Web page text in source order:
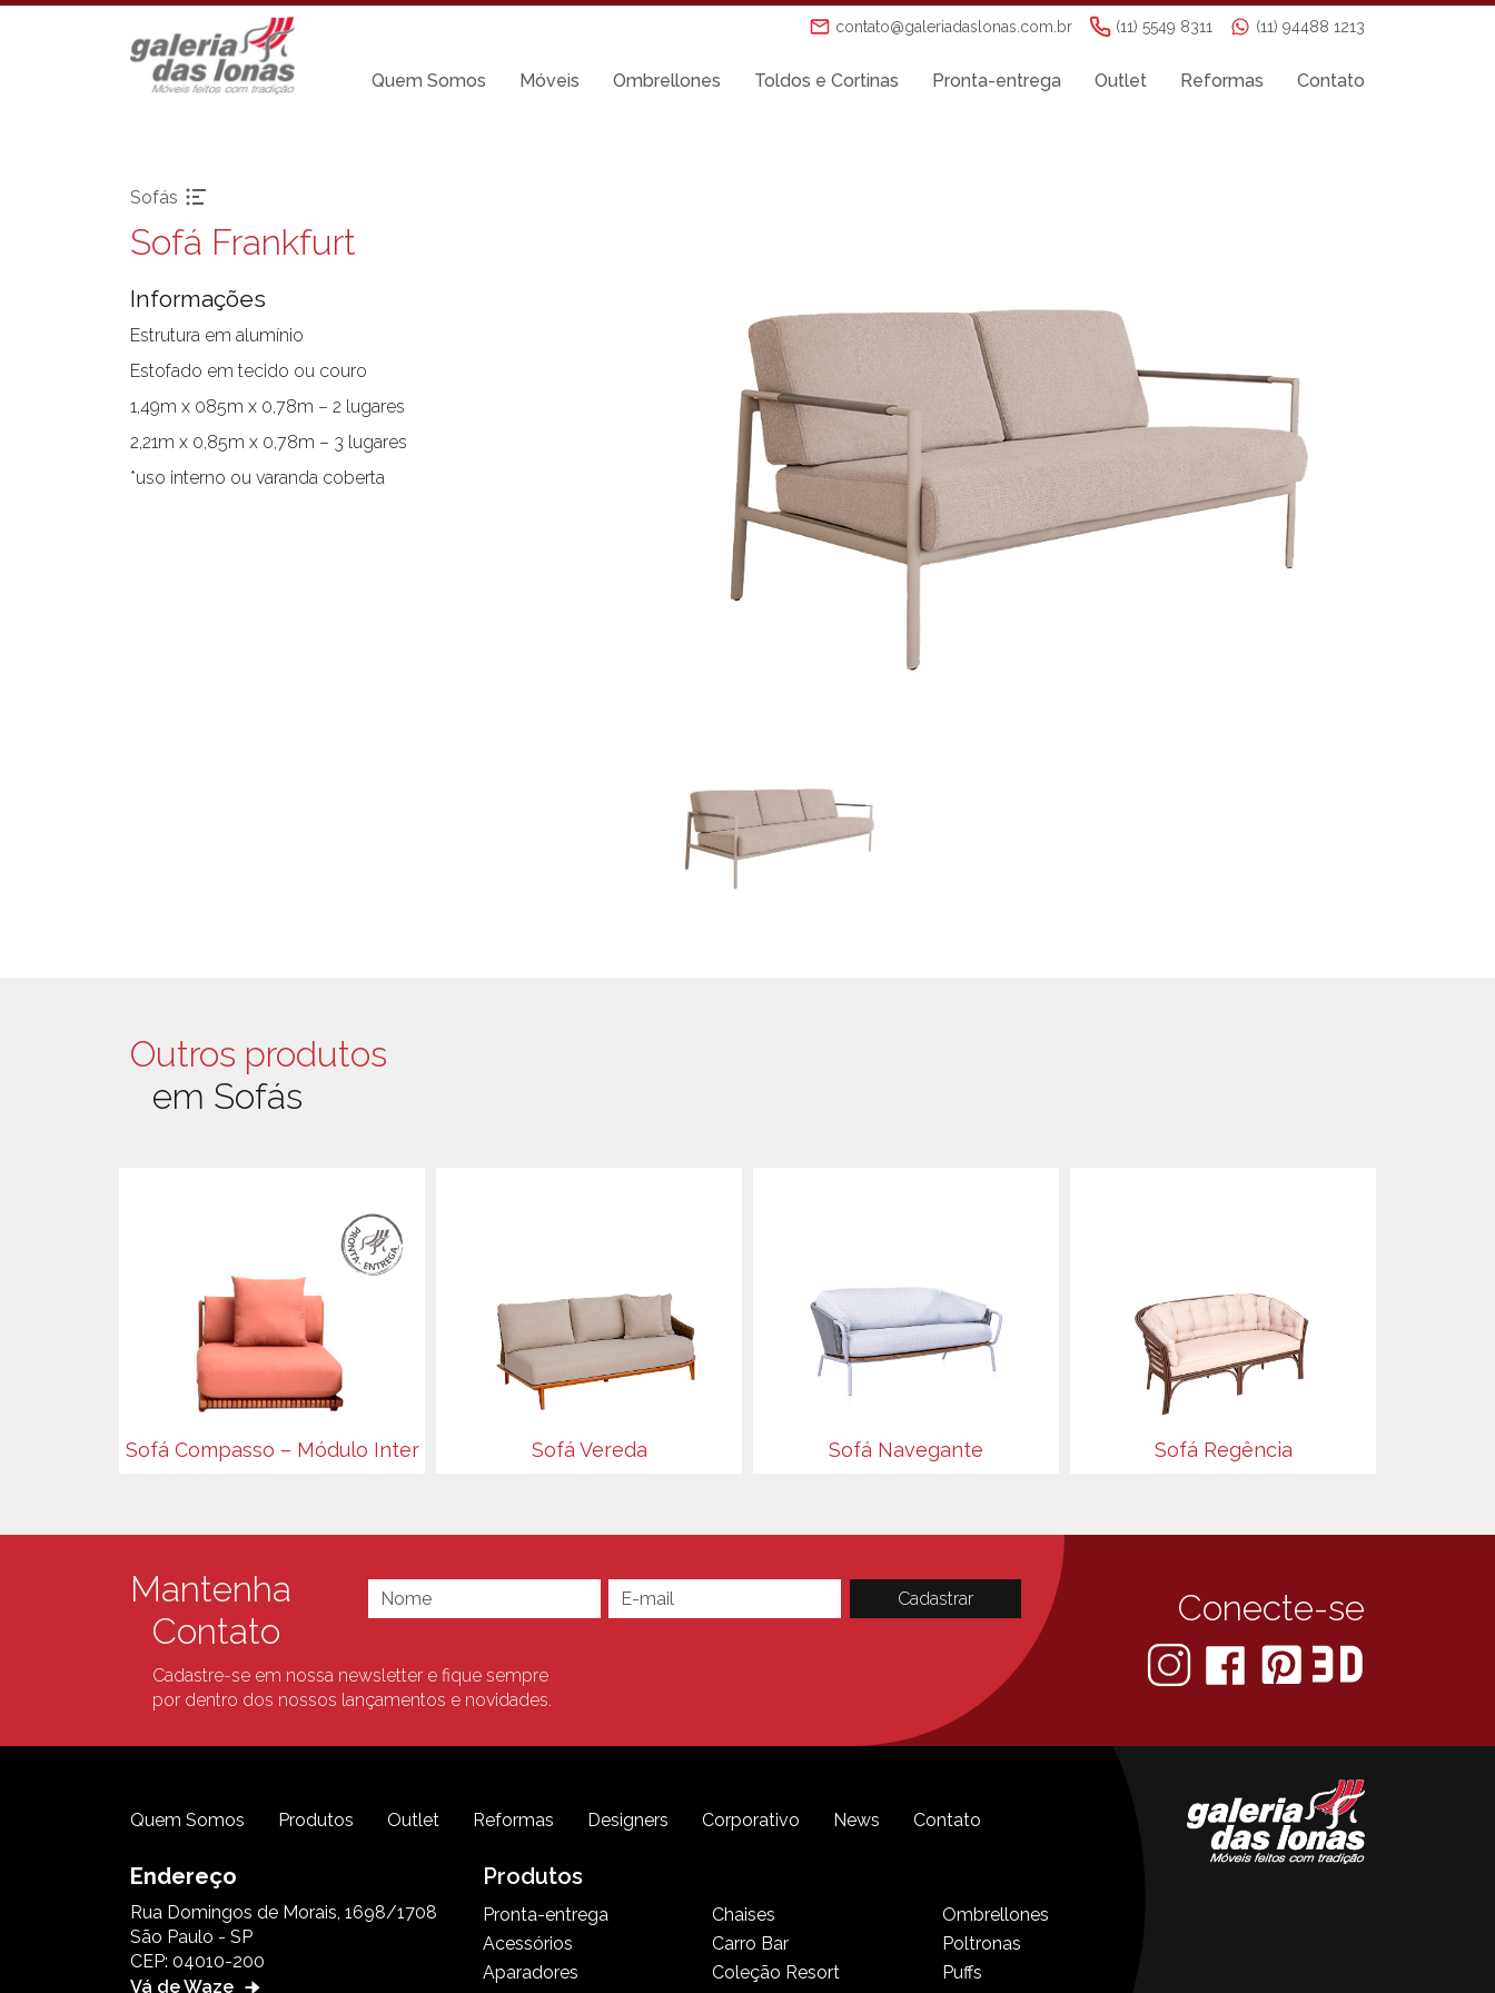
contato@galeriadaslonas.com.br (11) 5549 8311 (11) 94488 1213
Quem Somos Móveis Ombrellones Toldos e Cortinas Pronta-entrega Outlet Reformas Contato
Sofás
Acessórios
Aparadores
Balanços
Banquetas Bar
Cadeiras com
braço
Coleção Resort
Espreguiçadeiras
Mesa Bistrot
Mesas de Centro
Sofá Frankfurt
Informações
Estrutura em alumínio
Estofado em tecido ou couro
1,49m x 085m x 0,78m – 2 lugares
2,21m x 0,85m x 0,78m – 3 lugares
*uso interno ou varanda coberta
Outros produtos
em Sofás
Sofá Compasso – Módulo Inter Sofá Vereda Sofá Navegante Sofá Regência
Mantenha
Contato
Cadastre-se em nossa newsletter e fique sempre
por dentro dos nossos lançamentos e novidades.
Conecte-se
Quem Somos Produtos Outlet Reformas Designers Corporativo News Contato
Endereço
Rua Domingos de Morais, 1698/1708
São Paulo - SP
CEP: 04010-200
Vá de Waze
Produtos
Pronta-entrega
Acessórios
Aparadores
Chaises
Carro Bar
Coleção Resort
Ombrellones
Poltronas
Puffs